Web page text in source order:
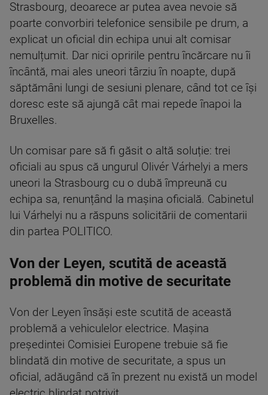
Strasbourg, deoarece ar putea avea nevoie să
poarte convorbiri telefonice sensibile pe drum, a
explicat un oficial din echipa unui alt comisar
nemulțumit. Dar nici opririle pentru încărcare nu îi
încântă, mai ales uneori târziu în noapte, după
săptămâni lungi de sesiuni plenare, când tot ce își
doresc este să ajungă cât mai repede înapoi la
Bruxelles.
Un comisar pare să fi găsit o altă soluție: trei
oficiali au spus că ungurul Olivér Várhelyi a mers
uneori la Strasbourg cu o dubă împreună cu
echipa sa, renunțând la mașina oficială. Cabinetul
lui Várhelyi nu a răspuns solicitării de comentarii
din partea POLITICO.
Von der Leyen, scutită de această
problemă din motive de securitate
Von der Leyen însăși este scutită de această
problemă a vehiculelor electrice. Mașina
președintei Comisiei Europene trebuie să fie
blindată din motive de securitate, a spus un
oficial, adăugând că în prezent nu există un model